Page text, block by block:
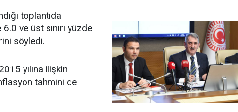
toplantıda
ve üst sınırı yüzde
söyledi.
yılına ilişkin
tahmini de